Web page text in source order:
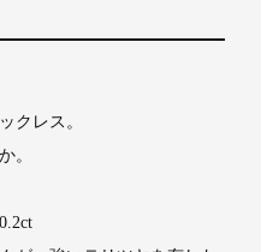
クレス。
。